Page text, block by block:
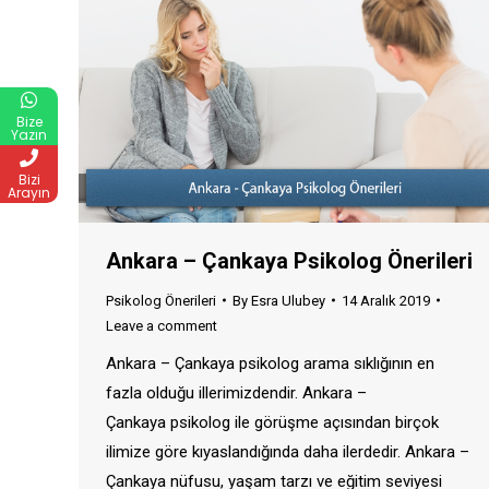
Ankara – Çankaya Psikolog Önerileri
Psikolog Önerileri By Esra Ulubey
14 Aralık 2019
Leave a comment
Ankara – Çankaya psikolog arama sıklığının en
fazla olduğu illerimizdendir. Ankara –
Çankaya psikolog ile görüşme açısından birçok
ilimize göre kıyaslandığında daha ilerdedir. Ankara –
Çankaya nüfusu, yaşam tarzı ve eğitim seviyesi
Bize
Yazın
Bizi
Arayın